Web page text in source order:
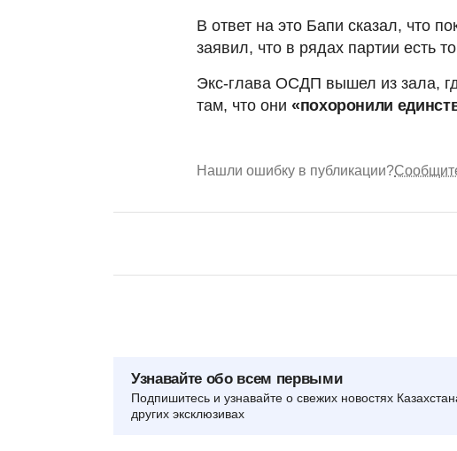
В ответ на это Бапи сказал, что
заявил, что в рядах партии есть
Экс-глава ОСДП вышел из зала,
там, что они «похоронили
Нашли ошибку в публикации?
Узнавайте обо всем первыми
Подпишитесь и узнавайте о свежих новостях
других эксклюзивах